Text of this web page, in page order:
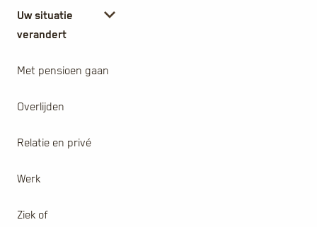
Uw situatie
verandert
Met pensioen gaan
Overlijden
Relatie en privé
Werk
Ziek of